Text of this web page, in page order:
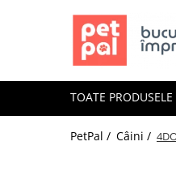
Toate Produsele
Câine Junior
TOATE PRODUSELE
PetPal / Câini /